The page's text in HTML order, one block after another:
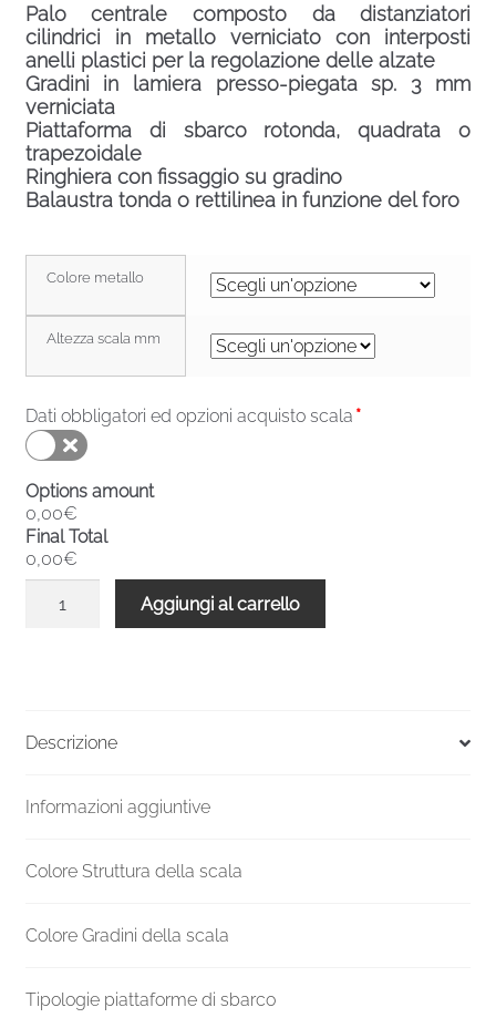
Palo centrale composto da distanziatori
cilindrici in metallo verniciato con interposti
anelli plastici per la regolazione delle alzate
Gradini in lamiera presso-piegata sp. 3 mm
verniciata
Piattaforma di sbarco rotonda, quadrata o
trapezoidale
Ringhiera con fissaggio su gradino
Balaustra tonda o rettilinea in funzione del foro
Colore metallo
Altezza scala mm
Dati obbligatori ed opzioni acquisto scala *
Options amount
0,00€
Final Total
0,00€
F20ZV
4620-
Ø
mm
Aggiungi al carrello
Descrizione
Informazioni aggiuntive
Colore Struttura della scala
Colore Gradini della scala
Tipologie piattaforme di sbarco